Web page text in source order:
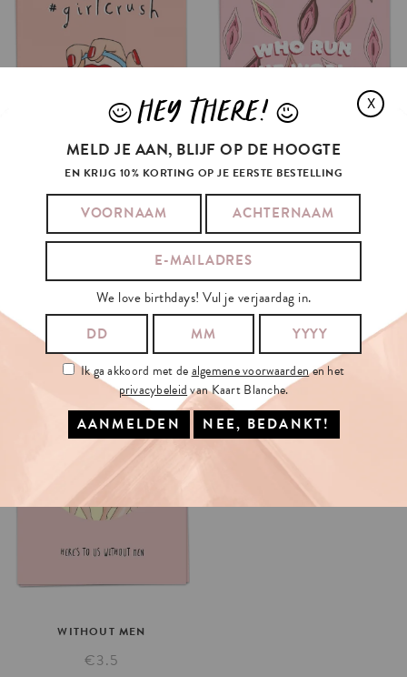
GIRL CRUSH
IN WINKELMAND
RUN THE WORLD
IN WINKELMAND
WITHOUT MEN
€3.5
X
JHEY THERE! L
MELD JE AAN, BLIJF OP DE HOOGTE
EN KRIJG 10% KORTING OP JE EERSTE BESTELLING
We love birthdays! Vul je verjaardag in.
Ik ga akkoord met dealgemene voorwaardenen het
privacybeleidvan Kaart Blanche.